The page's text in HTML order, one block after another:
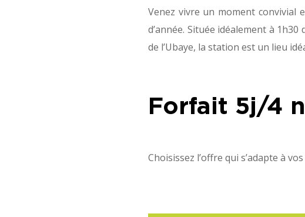
Venez vivre un moment convivial
d’année. Située idéalement à
de l’Ubaye, la station est un lieu
Forfait 5j/4
Choisissez l’offre qui s’adapte à